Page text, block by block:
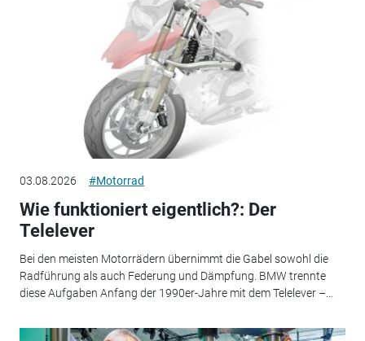
03.08.2026 #Motorrad
Wie funktioniert eigentlich?: Der
Telelever
Bei den meisten Motorrädern übernimmt die Gabel sowohl die
Radführung als auch Federung und Dämpfung. BMW trennte
diese Aufgaben Anfang der 1990er-Jahre mit dem Telelever –...